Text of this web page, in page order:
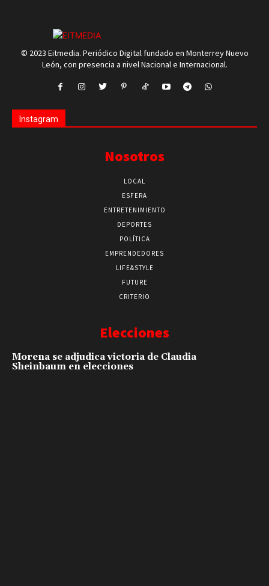
© 2023 Eitmedia. Periódico Digital fundado en Monterrey Nuevo
León, con presencia a nivel Nacional e Internacional.
Instagram
Nosotros
LOCAL
ESFERA
ENTRETENIMIENTO
DEPORTES
POLÍTICA
EMPRENDEDORES
LIFE&STYLE
FUTURE
CRITERIO
Elecciones
Morena se adjudica victoria de Claudia
Sheinbaum en elecciones